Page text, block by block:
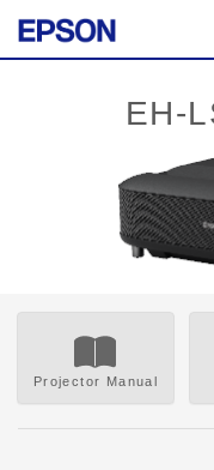
Projector Manual